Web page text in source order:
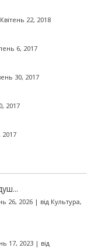
Квітень 22, 2018
6, 2017
30, 2017
2017
2017
26, 2026| від Культура,
17, 2023| від